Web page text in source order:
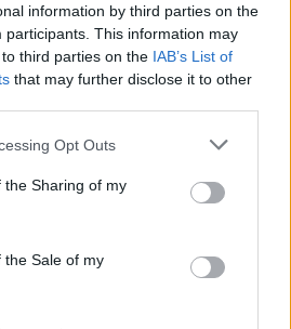
information by third parties on the
participants. This information may
third parties on the IAB’s List of
that may further disclose it to other
app uses one or more Google
usage behaviour. You may click to
Google and its third-party tags to
purposes in below Google
Opt Outs
the Sharing of my
the Sale of my
που μπορεί να βλάψει το